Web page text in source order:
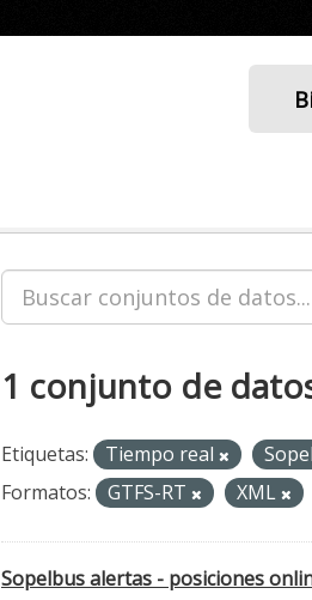
1 conjunto de
Etiquetas: Tiempo real
Formatos:
GTFS-RT XML
Sopelbus alertas - posiciones